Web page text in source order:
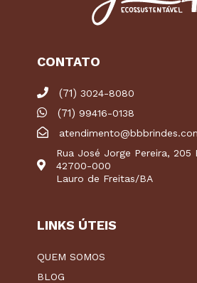
CONTATO
(71) 3024-8080
(71) 99416-0138
Rua José Jorge Pereira, 205
42700-000
Lauro de Freitas/BA
LINKS ÚTEIS
QUEM SOMOS
BLOG